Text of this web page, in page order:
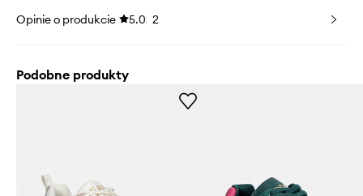
Opinie o produkcie 5.0 2
Podobne produkty